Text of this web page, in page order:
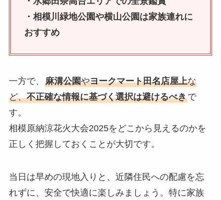
・相模川緑地公園や横山公園は家族連れに
おすすめ
一方で、 麻溝公園やヨークマート田名店屋上な
ど、不正確な情報に基づく選択は避けるべきで
す。
相模原納涼花火大会2025をどこから見えるのかを
正しく把握しておくことが大切です。
当日は早めの現地入りと、近隣住民への配慮を忘
れずに、安全で快適に楽しみましょう。特に家族